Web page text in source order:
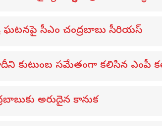
ఘటనపై సీఎం చంద్రబాబు సీరియస్
కుటుంబ సమేతంగా కలిసిన ఎంపీ
అరుదైన కానుక